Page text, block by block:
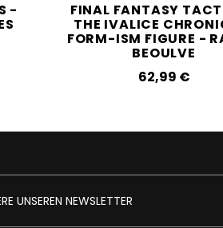
- FINAL FANTASY
THE IVALICE
FORM-ISM FIGURE -
BEOULVE
62,99‎ ‎€
UNSEREN NEWSLETTER